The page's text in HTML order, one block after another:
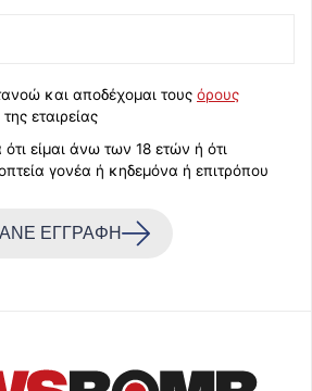
και αποδέχομαι τους όρους
εταιρείας
είμαι άνω των 18 ετών ή ότι
γονέα ή κηδεμόνα ή επιτρόπου
ΕΓΓΡΑΦΗ